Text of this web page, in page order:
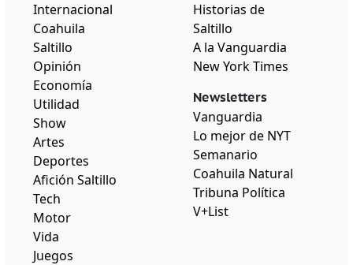
Internacional
Coahuila
Saltillo
Opinión
Economía
Utilidad
Show
Artes
Deportes
Afición Saltillo
Tech
Motor
Vida
Juegos
Historias de
Saltillo
A la Vanguardia
New York Times
Newsletters
Vanguardia
Lo mejor de NYT
Semanario
Coahuila Natural
Tribuna Política
V+List